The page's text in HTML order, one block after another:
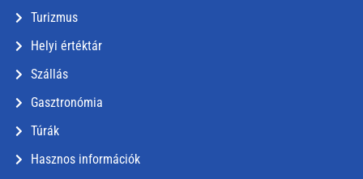
Turizmus
Helyi értéktár
Szállás
Gasztronómia
Túrák
Hasznos információk